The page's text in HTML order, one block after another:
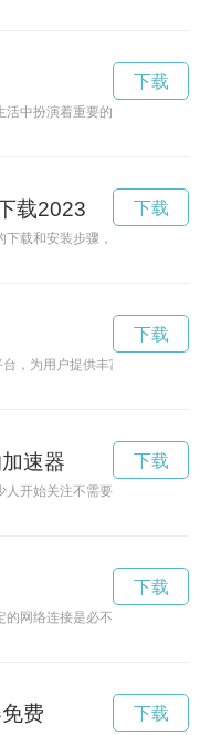
活中扮演着重要的角色，特别是
下载
载2023
下载和安装步骤，帮助用户快速
下载
，为用户提供丰富多彩的生活体
下载
速器
人开始关注不需要验证码的加速
下载
的网络连接是必不可少的。路灯
下载
费 下载